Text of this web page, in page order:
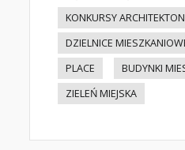
KONKURSY
DZIELNICE
PLACE
BUDYNKI
ZIELEŃ MIEJSKA